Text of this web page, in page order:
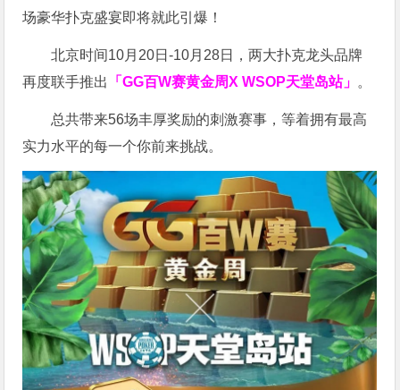
场豪华扑克盛宴即将就此引爆！
北京时间10月20日-10月28日，两大扑克龙头品牌
再度联手推出
「GG百W赛黄金周X WSOP天堂岛站」 。
总共带来56场丰厚奖励的刺激赛事，等着拥有最高
实力水平的每一个你前来挑战。